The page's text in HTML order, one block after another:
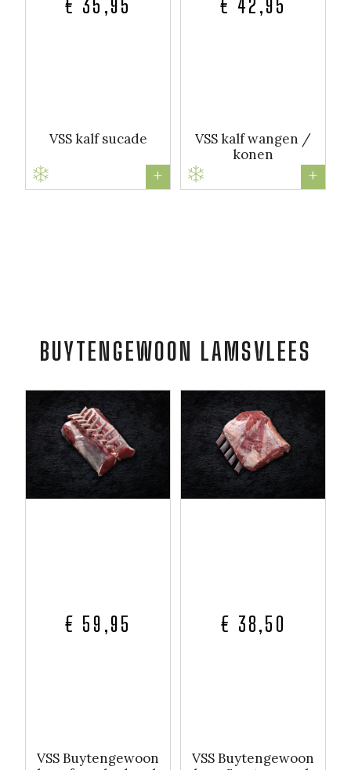
€ 35,95
VSS kalf sucade
+
€ 42,95
VSS kalf wangen /
konen
+
BUYTENGEWOON LAMSVLEES
€ 59,95
VSS Buytengewoon
€ 38,50
VSS Buytengewoon